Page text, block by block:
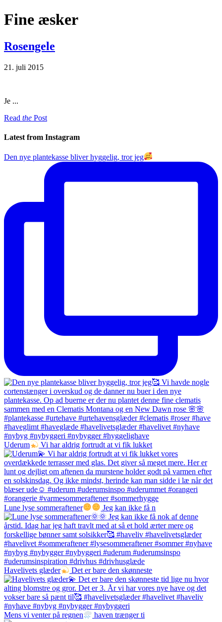
Fine æsker
Rosengele
21. juli 2015
Je ...
Read the Post
Latest from Instagram
Den nye plantekasse bliver hyggelig, tror jeg
Uderum Vi har aldrig fortrudt at vi fik lukket
Lune lyse sommeraftener Jeg kan ikke få n
Havelivets glæder Det er bare den skønneste
Mens vi venter på regnen haven trænger ti